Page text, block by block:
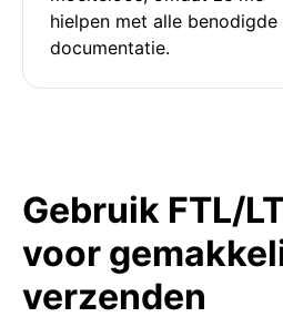
hielpen met alle benodigde
documentatie.
Gebruik FTL/
voor
verzenden